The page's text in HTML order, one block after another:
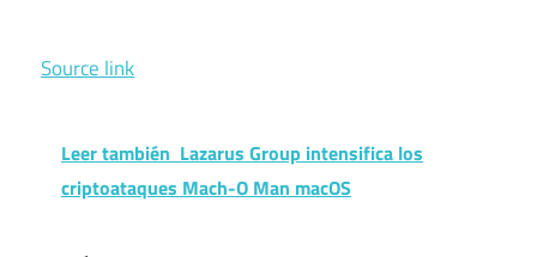
Source link
Leer también Lazarus Group intensifica los
criptoataques Mach-O Man macOS